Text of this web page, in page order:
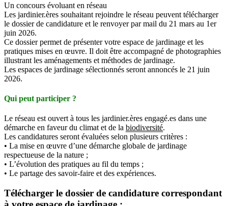
Un concours évoluant en réseau
Les jardinier.ères souhaitant rejoindre le réseau peuvent télécharger
le dossier de candidature et le renvoyer par mail du 21 mars au 1er
juin 2026.
Ce dossier permet de présenter votre espace de jardinage et les
pratiques mises en œuvre. Il doit être accompagné de photographies
illustrant les aménagements et méthodes de jardinage.
Les espaces de jardinage sélectionnés seront annoncés le 21 juin
2026.
Qui peut participer ?
Le réseau est ouvert à tous les jardinier.ères engagé.es dans une
démarche en faveur du climat et de la biodiversité.
Les candidatures seront évaluées selon plusieurs critères :
• La mise en œuvre d’une démarche globale de jardinage
respectueuse de la nature ;
• L’évolution des pratiques au fil du temps ;
• Le partage des savoir-faire et des expériences.
Télécharger le dossier de candidature correspondant